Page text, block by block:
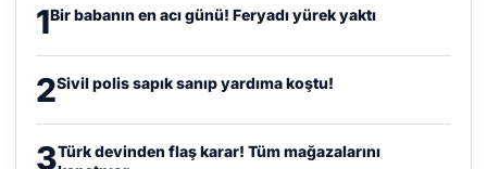
1Bir babanın en acı günü! Feryadı yürek yaktı
2Sivil polis sapık sanıp yardıma koştu!
3Türk devinden flaş karar! Tüm mağazalarını